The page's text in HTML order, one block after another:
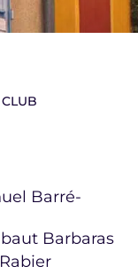
Barré-
Barbaras